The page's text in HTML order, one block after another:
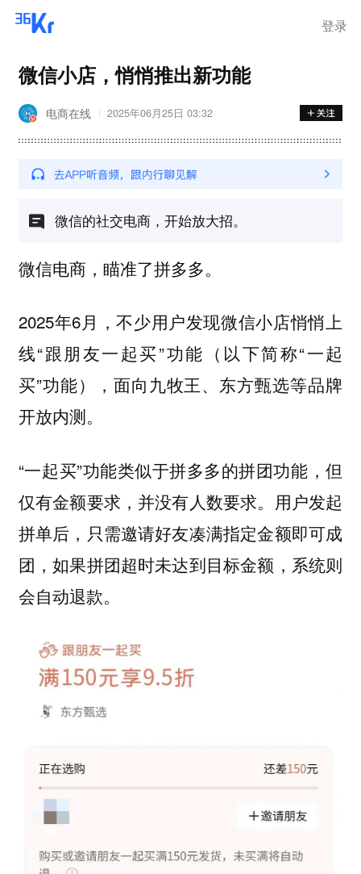
登录
微信小店，悄悄推出新功能
电商在线 2025年06月25日 03:32
微信的社交电商，开始放大招。
微信电商，瞄准了拼多多。
2025年6月，不少用户发现微信小店悄悄上
线“跟朋友一起买”功能（以下简称“一起
买”功能），面向九牧王、东方甄选等品牌
开放内测。
“一起买”功能类似于拼多多的拼团功能，但
仅有金额要求，并没有人数要求。用户发起
拼单后，只需邀请好友凑满指定金额即可成
团，如果拼团超时未达到目标金额，系统则
会自动退款。